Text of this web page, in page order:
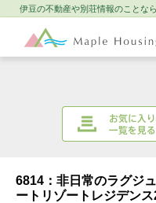
伊豆の不動産や別荘情報のことなら
6814：非日常のラグジ
ートリゾートレジデン